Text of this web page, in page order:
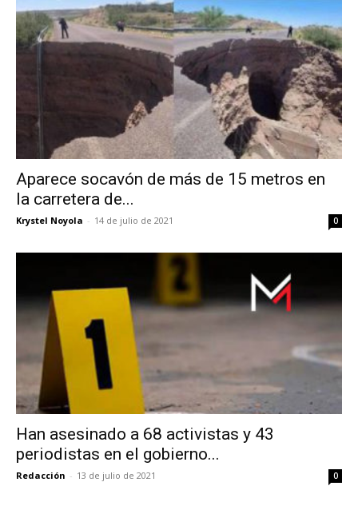
Aparece socavón de más de 15 metros en
la carretera de...
Krystel Noyola - 14 de julio de 2021 0
Han asesinado a 68 activistas y 43
periodistas en el gobierno...
Redacción - 13 de julio de 2021 0